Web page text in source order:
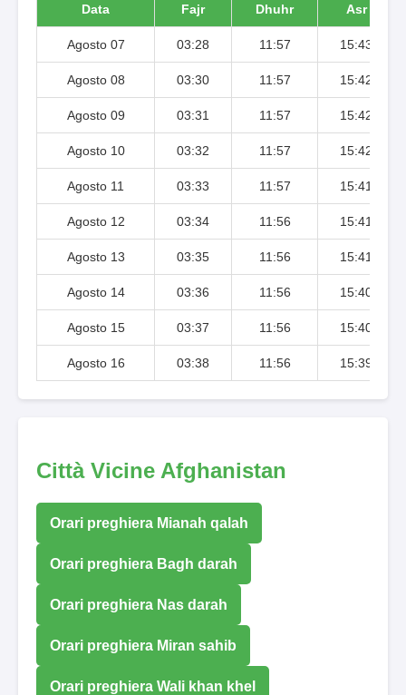
Data Fajr Dhuhr Asr
Agosto 07 03:28 11:57 15:43
Agosto 08 03:30 11:57 15:42
Agosto 09 03:31 11:57 15:42
Agosto 10 03:32 11:57 15:42
Agosto 11 03:33 11:57 15:41
Agosto 12 03:34 11:56 15:41
Agosto 13 03:35 11:56 15:41
Agosto 14 03:36 11:56 15:40
Agosto 15 03:37 11:56 15:40
Agosto 16 03:38 11:56 15:39
Città Vicine Afghanistan
Orari preghiera Mianah qalah
Orari preghiera Bagh darah
Orari preghiera Nas darah
Orari preghiera Miran sahib
Orari preghiera Wali khan khel